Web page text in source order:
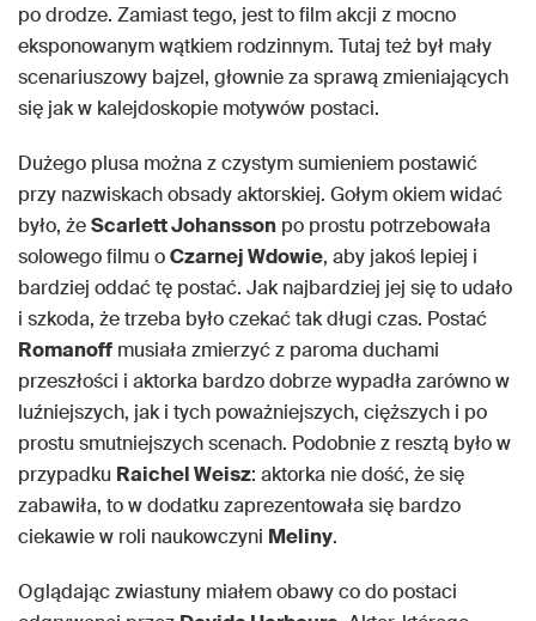
po drodze. Zamiast tego, jest to film akcji z mocno
eksponowanym wątkiem rodzinnym. Tutaj też był mały
scenariuszowy bajzel, głownie za sprawą zmieniających
się jak w kalejdoskopie motywów postaci.
Dużego plusa można z czystym sumieniem postawić
przy nazwiskach obsady aktorskiej. Gołym okiem widać
było, żeScarlett Johansson po prostu potrzebowała
solowego filmu oCzarnej Wdowie, aby jakoś lepiej i
bardziej oddać tę postać. Jak najbardziej jej się to udało
i szkoda, że trzeba było czekać tak długi czas. Postać
Romanoff musiała zmierzyć z paroma duchami
przeszłości i aktorka bardzo dobrze wypadła zarówno w
luźniejszych, jak i tych poważniejszych, cięższych i po
prostu smutniejszych scenach. Podobnie z resztą było w
przypadku Raichel Weisz: aktorka nie dość, że się
zabawiła, to w dodatku zaprezentowała się bardzo
ciekawie w roli naukowczyni Meliny.
Oglądając zwiastuny miałem obawy co do postaci